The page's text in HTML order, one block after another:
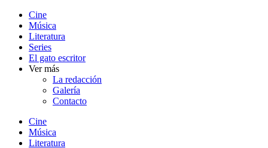
Cine
Música
Literatura
Series
El gato escritor
Ver más
La redacción
Galería
Contacto
Cine
Música
Literatura